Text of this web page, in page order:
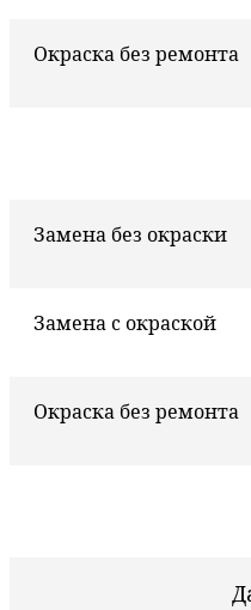
Окраска без ремонта
Замена без окраски
Замена с окраской
Окраска без ремонта